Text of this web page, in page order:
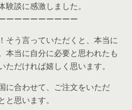
験談に感激しました。
ーーーーーーーーー
そう言っていただくと、本当に
本当に自分に必要と思われたも
だければ嬉しく思います。
に合わせて、ご注文をいただ
思います。